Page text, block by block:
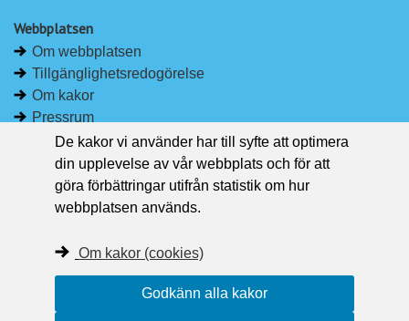
Webbplatsen
Om webbplatsen
Tillgänglighetsredogörelse
Om kakor
Pressrum
Håll dig uppdaterad
Följ Region Västernorrland på Facebook
Region Västernorrland i sociala medier
De kakor vi använder har till syfte att optimera
din upplevelse av vår webbplats och för att
göra förbättringar utifrån statistik om hur
webbplatsen används.
Om kakor (cookies)
Godkänn alla kakor